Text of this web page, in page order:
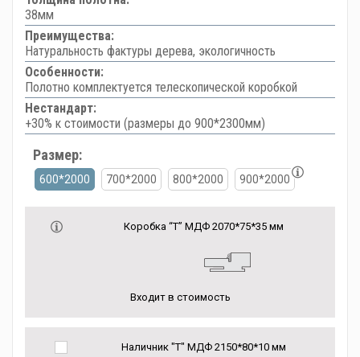
38мм
Преимущества:
Натуральность фактуры дерева, экологичность
Особенности:
Полотно комплектуется телескопической коробкой
Нестандарт:
+30% к стоимости (размеры до 900*2300мм)
Размер:
600*2000 700*2000 800*2000 900*2000
Коробка “Т” МДФ 2070*75*35 мм
Входит в стоимость
Наличник "Т" МДФ 2150*80*10 мм